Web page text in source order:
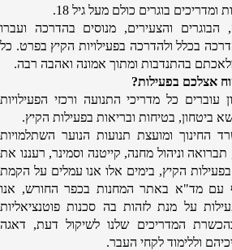
בוגרים כולם מעל גיל 18.
הבוגרים והצעירים, מנוסים בהדרכה ועברו
בכלל ולהדרכה בפעילויות הקיץ בפרט. כל
בהתנדבות ומתוך אמונה ואהבה רבה.
אצלכם בפעילות?
כל מדריכי התנועה ורכזי הפעילויות
ביטחון, בטיחות ובריאות בפעילות הקיץ.
החינוך ומועצת תנועות הנוער השתלמויות
וניהול מחנה, קייטנה וסמינר, רעננו את
בפעילות הקיץ, בימים אלו אנו עמלים על הקמת
עם מד"א באתר המחנות בכפר החורש, אנו
על מנת לזהות בה סכנות פוטנציאליות
בהכשרת המדריכים שלנו לשיקול דעת, דאגה
וללימוד לקחי העבר.